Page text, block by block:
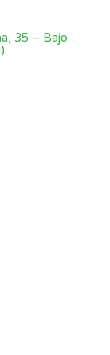
35 – Bajo